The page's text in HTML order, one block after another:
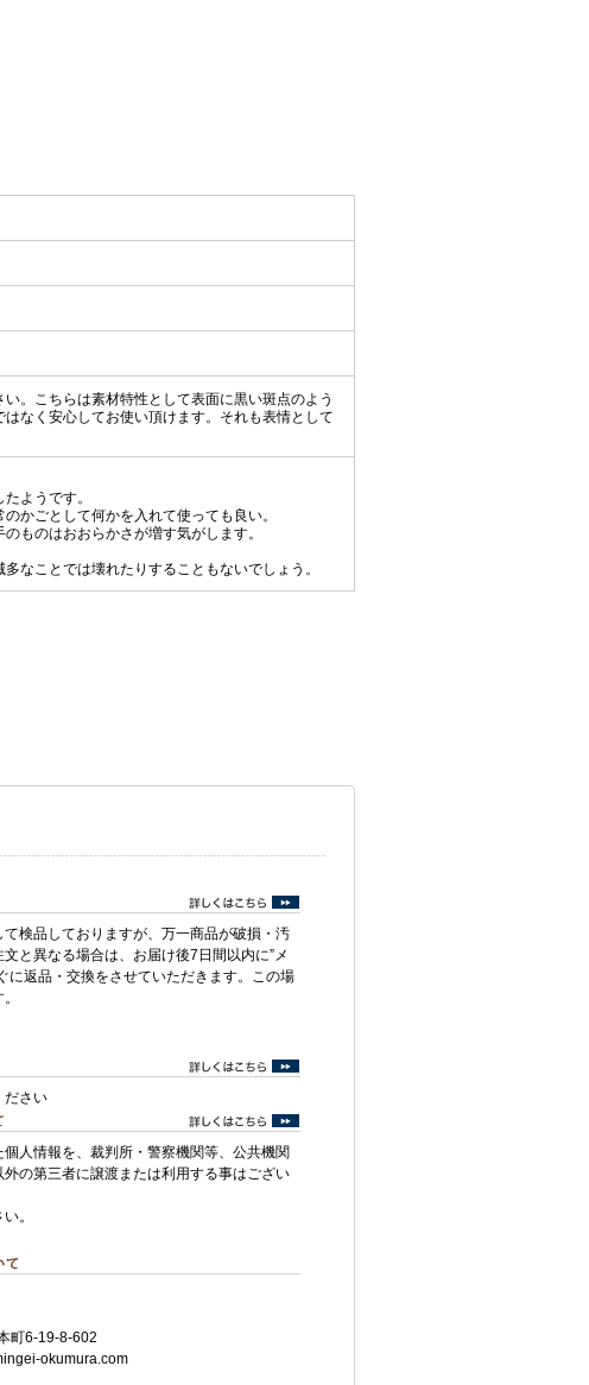
。こちらは素材特性として表面に黒い斑点のよう
なく安心してお使い頂けます。それも表情として
ようです。
かごとして何かを入れて使っても良い。
ものはおおらかさが増す気がします。
なことでは壊れたりすることもないでしょう。
検品しておりますが、万一商品が破損・汚
と異なる場合は、お届け後7日間以内に”メ
に返品・交換をさせていただきます。この場
ださい
人情報を、裁判所・警察機関等、公共機関
の第三者に譲渡または利用する事はござい
。
町6-19-8-602
okumura.com